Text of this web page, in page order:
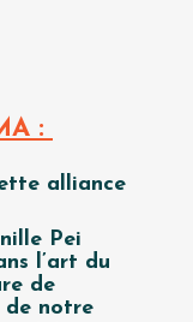
:
alliance
Pei
l’art du
de
de notre